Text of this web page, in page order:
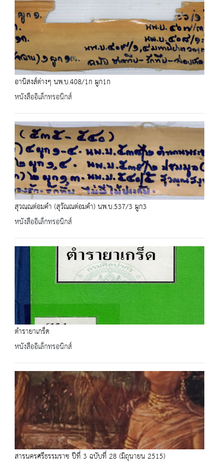
อานิสงส์ต่างๆ นพ.บ.408/1ก ผูก1ก
หนังสืออิเล็กทรอนิกส์
สุวณฺณต่อมคำ (สุวัณณต่อมคำ) นพ.บ.537/3 ผูก3
หนังสืออิเล็กทรอนิกส์
ตำรายาเกร็ด
หนังสืออิเล็กทรอนิกส์
สารนครศรีธรรมราช ปีที่ 3 ฉบับที่ 28 (มิถุนายน 2515)